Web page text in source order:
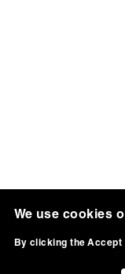
We use cookies
By clicking the Accept